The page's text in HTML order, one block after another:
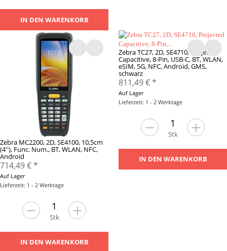
IN DEN WARENKORB
Zebra MC2200, 2D, SE4100, 10,5cm
(4''), Func. Num., BT, WLAN, NFC,
Android
714,49 €*
Auf Lager
Lieferzeit: 1 - 2 Werktage
Stk
IN DEN WARENKORB
Zebra TC27, 2D, SE4710, Projected
Capacitive, 8-Pin, USB-C, BT, WLAN,
eSIM, 5G, NFC, Android, GMS,
schwarz
811,49 €*
Auf Lager
Lieferzeit: 1 - 2 Werktage
Stk
IN DEN WARENKORB